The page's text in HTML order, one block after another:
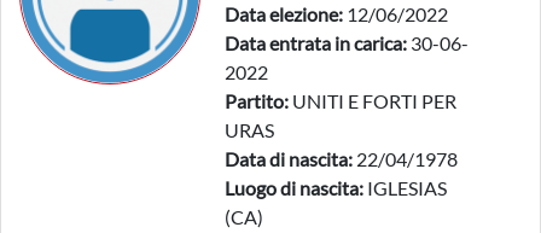
Data elezione: 12/06/2022
Data entrata in carica: 30-06-
2022
Partito: UNITI E FORTI PER
URAS
Data di nascita: 22/04/1978
Luogo di nascita: IGLESIAS
(CA)